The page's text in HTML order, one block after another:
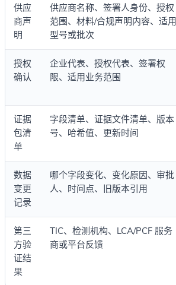
供应
商声
明
供应商名称、签署人身份、授权
范围、材料/合规声明内容、适用
型号或批次
授权
确认
企业代表、授权代表、签署权
限、适用业务范围
证据
包清
单
字段清单、证据文件清单、版本
号、哈希值、更新时间
数据
变更
记录
哪个字段变化、变化原因、审批
人、时间点、旧版本引用
第三
方验
证结
果
TIC、检测机构、LCA/PCF 服务
商或平台反馈